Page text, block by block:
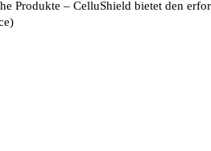
Produkte – CelluShield bietet den